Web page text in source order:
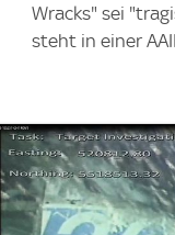
Wracks" sei
steht in einer